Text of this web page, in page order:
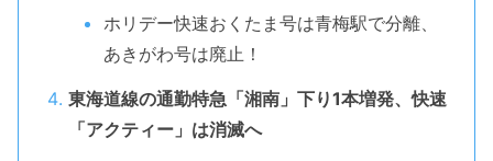
ホリデー快速おくたま号は青梅駅で分離、
あきがわ号は廃止！
東海道線の通勤特急「湘南」下り1本増発、快速
「アクティー」は消滅へ